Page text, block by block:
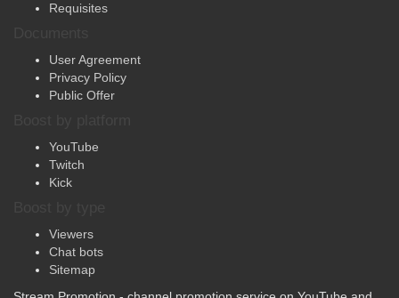
Requisites
User Agreement
Privacy Policy
Public Offer
YouTube
Twitch
Kick
Viewers
Chat bots
Sitemap